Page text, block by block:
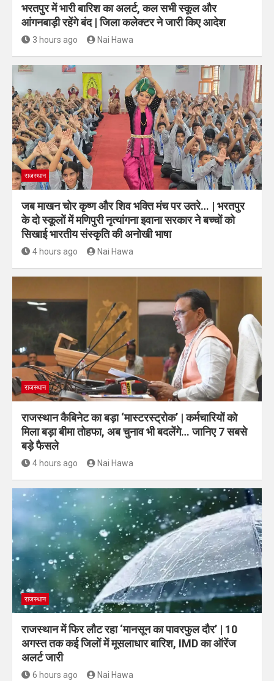
भरतपुर में भारी बारिश का अलर्ट, कल सभी स्कूल और
आंगनबाड़ी रहेंगे बंद | जिला कलेक्टर ने जारी किए आदेश
3 hours ago Nai Hawa
राजस्थान
जब माखन चोर कृष्ण और शिव भक्ति मंच पर उतरे… | भरतपुर
के दो स्कूलों में मणिपुरी नृत्यांगना इवाना सरकार ने बच्चों को
सिखाई भारतीय संस्कृति की अनोखी भाषा
4 hours ago Nai Hawa
राजस्थान
राजस्थान कैबिनेट का बड़ा ‘मास्टरस्ट्रोक’ | कर्मचारियों को
मिला बड़ा बीमा तोहफा, अब चुनाव भी बदलेंगे… जानिए 7 सबसे
बड़े फैसले
4 hours ago Nai Hawa
राजस्थान
राजस्थान में फिर लौट रहा ‘मानसून का पावरफुल दौर’ | 10
अगस्त तक कई जिलों में मूसलाधार बारिश, IMD का ऑरेंज
अलर्ट जारी
6 hours ago Nai Hawa